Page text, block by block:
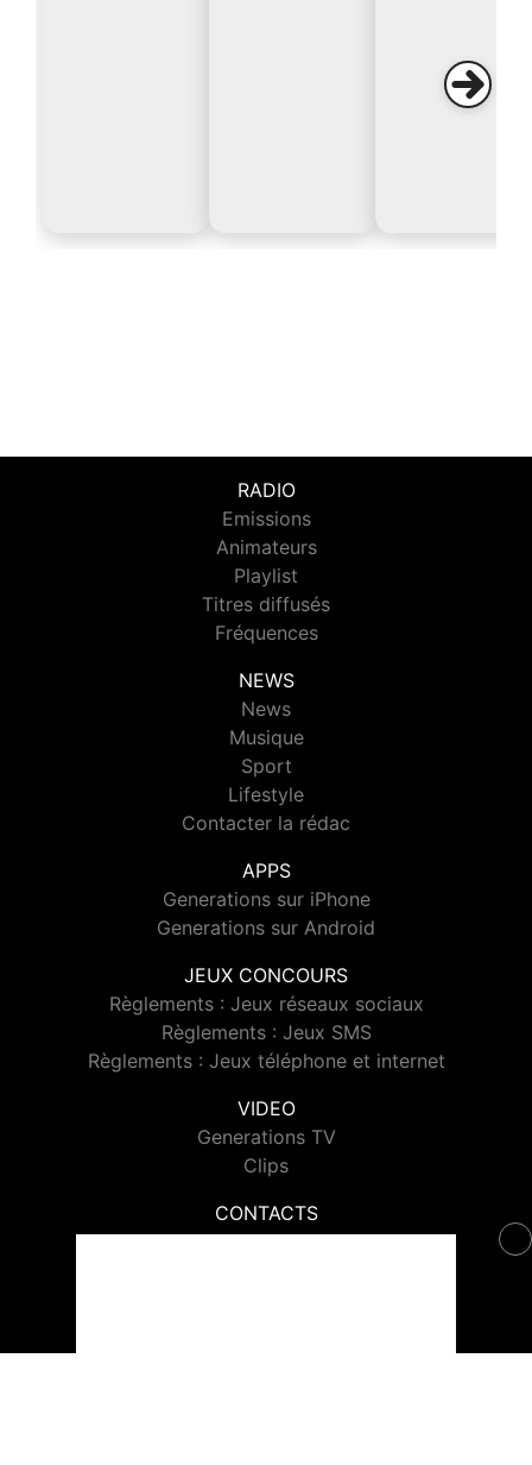
RADIO
Emissions
Animateurs
Playlist
Titres diffusés
Fréquences
NEWS
News
Musique
Sport
Lifestyle
Contacter la rédac
APPS
Generations sur iPhone
Generations sur Android
JEUX CONCOURS
Règlements : Jeux réseaux sociaux
Règlements : Jeux SMS
Règlements : Jeux téléphone et internet
VIDEO
Generations TV
Clips
CONTACTS
Contacter Generations